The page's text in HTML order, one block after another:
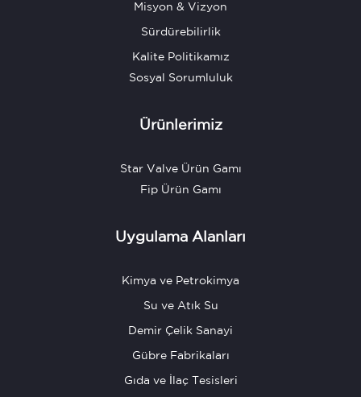
Misyon & Vizyon
Sürdürebilirlik
Kalite Politikamız
Sosyal Sorumluluk
Ürünlerimiz
Star Valve Ürün Gamı
Fip Ürün Gamı
Uygulama Alanları
Kimya ve Petrokimya
Su ve Atık Su
Demir Çelik Sanayi
Gübre Fabrikaları
Gıda ve İlaç Tesisleri